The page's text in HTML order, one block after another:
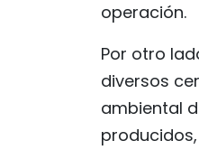
operación.
Por otro
diversos
ambiental